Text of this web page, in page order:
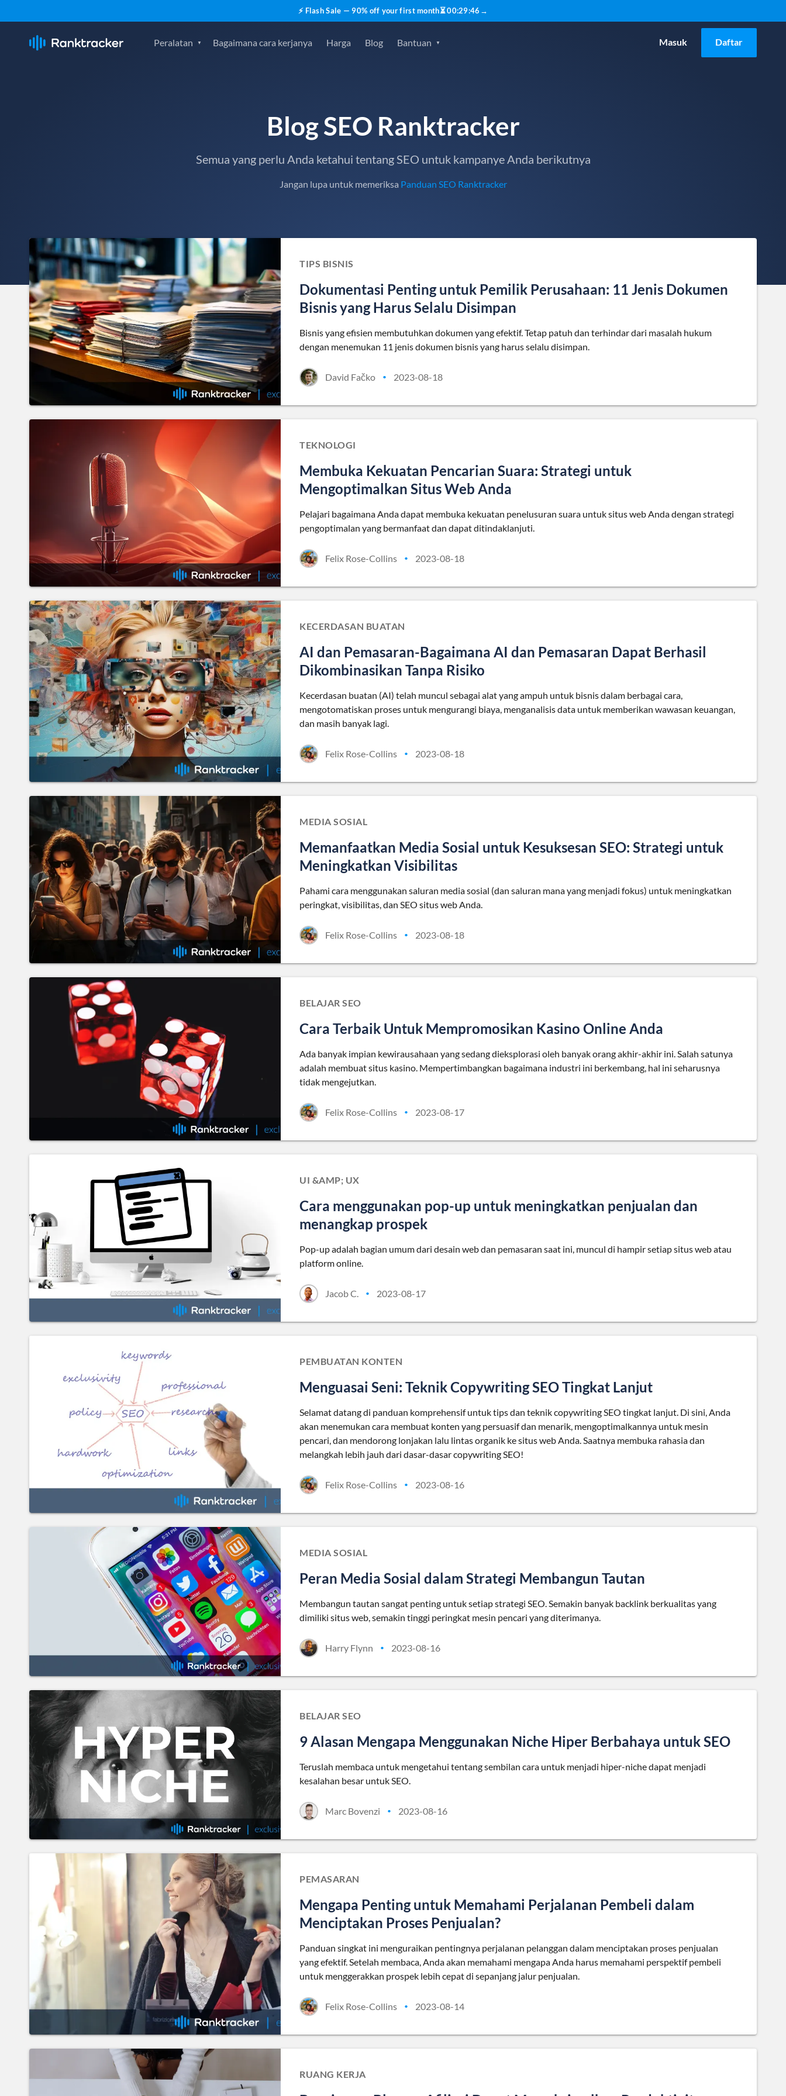
⚡ Flash Sale — 90% off your first month⏳00:29:45 →
Peralatan Bagaimana cara kerjanya Harga Blog Bantuan Masuk Daftar
Blog SEO Ranktracker
Semua yang perlu Anda ketahui tentang SEO untuk kampanye Anda berikutnya
Jangan lupa untuk memeriksa Panduan SEO Ranktracker
TIPS BISNIS
Dokumentasi Penting untuk Pemilik Perusahaan: 11 Jenis Dokumen
Bisnis yang Harus Selalu Disimpan
Bisnis yang efisien membutuhkan dokumen yang efektif. Tetap patuh dan terhindar dari masalah hukum
dengan menemukan 11 jenis dokumen bisnis yang harus selalu disimpan.
David Fačko • 2023-08-18
TEKNOLOGI
Membuka Kekuatan Pencarian Suara: Strategi untuk
Mengoptimalkan Situs Web Anda
Pelajari bagaimana Anda dapat membuka kekuatan penelusuran suara untuk situs web Anda dengan strategi
pengoptimalan yang bermanfaat dan dapat ditindaklanjuti.
Felix Rose-Collins • 2023-08-18
KECERDASAN BUATAN
AI dan Pemasaran-Bagaimana AI dan Pemasaran Dapat Berhasil
Dikombinasikan Tanpa Risiko
Kecerdasan buatan (AI) telah muncul sebagai alat yang ampuh untuk bisnis dalam berbagai cara,
mengotomatiskan proses untuk mengurangi biaya, menganalisis data untuk memberikan wawasan keuangan,
dan masih banyak lagi.
Felix Rose-Collins • 2023-08-18
MEDIA SOSIAL
Memanfaatkan Media Sosial untuk Kesuksesan SEO: Strategi untuk
Meningkatkan Visibilitas
Pahami cara menggunakan saluran media sosial (dan saluran mana yang menjadi fokus) untuk meningkatkan
peringkat, visibilitas, dan SEO situs web Anda.
Felix Rose-Collins • 2023-08-18
BELAJAR SEO
Cara Terbaik Untuk Mempromosikan Kasino Online Anda
Ada banyak impian kewirausahaan yang sedang dieksplorasi oleh banyak orang akhir-akhir ini. Salah satunya
adalah membuat situs kasino. Mempertimbangkan bagaimana industri ini berkembang, hal ini seharusnya
tidak mengejutkan.
Felix Rose-Collins • 2023-08-17
UI &AMP; UX
Cara menggunakan pop-up untuk meningkatkan penjualan dan
menangkap prospek
Pop-up adalah bagian umum dari desain web dan pemasaran saat ini, muncul di hampir setiap situs web atau
platform online.
Jacob C. • 2023-08-17
PEMBUATAN KONTEN
Menguasai Seni: Teknik Copywriting SEO Tingkat Lanjut
Selamat datang di panduan komprehensif untuk tips dan teknik copywriting SEO tingkat lanjut. Di sini, Anda
akan menemukan cara membuat konten yang persuasif dan menarik, mengoptimalkannya untuk mesin
pencari, dan mendorong lonjakan lalu lintas organik ke situs web Anda. Saatnya membuka rahasia dan
melangkah lebih jauh dari dasar-dasar copywriting SEO!
Felix Rose-Collins • 2023-08-16
MEDIA SOSIAL
Peran Media Sosial dalam Strategi Membangun Tautan
Membangun tautan sangat penting untuk setiap strategi SEO. Semakin banyak backlink berkualitas yang
dimiliki situs web, semakin tinggi peringkat mesin pencari yang diterimanya.
Harry Flynn • 2023-08-16
BELAJAR SEO
9 Alasan Mengapa Menggunakan Niche Hiper Berbahaya untuk SEO
Teruslah membaca untuk mengetahui tentang sembilan cara untuk menjadi hiper-niche dapat menjadi
kesalahan besar untuk SEO.
Marc Bovenzi • 2023-08-16
PEMASARAN
Mengapa Penting untuk Memahami Perjalanan Pembeli dalam
Menciptakan Proses Penjualan?
Panduan singkat ini menguraikan pentingnya perjalanan pelanggan dalam menciptakan proses penjualan
yang efektif. Setelah membaca, Anda akan memahami mengapa Anda harus memahami perspektif pembeli
untuk menggerakkan prospek lebih cepat di sepanjang jalur penjualan.
Felix Rose-Collins • 2023-08-14
RUANG KERJA